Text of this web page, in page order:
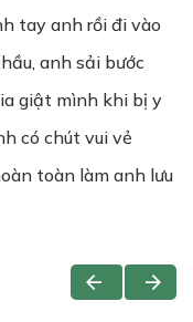
tay anh rồi đi vào
anh sải bước
giật mình khi bị y
có chút vui vẻ
toàn làm anh lưu